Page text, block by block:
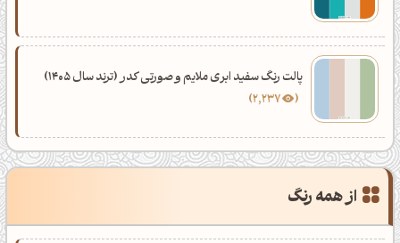
پالت رنگ سفید ابری ملایم و صورتی کدر (ترند سال 1405)
2,237
از همه رنگ